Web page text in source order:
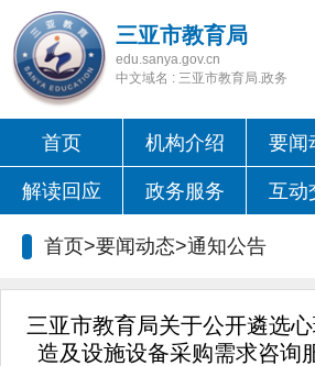
三亚市教育局
edu.sanya.gov.cn
中文域名 : 三亚市教育局.政务
首页 机构介绍 要闻
解读回应 政务服务 互动
首页>要闻动态>通知公告
三亚市教育局关于公开遴选
造及设施设备采购需求咨询